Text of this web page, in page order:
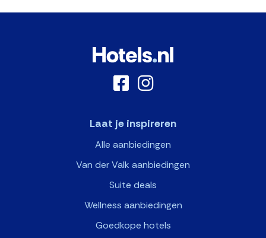
Laat je inspireren
Alle aanbiedingen
Van der Valk aanbiedingen
Suite deals
Wellness aanbiedingen
Goedkope hotels